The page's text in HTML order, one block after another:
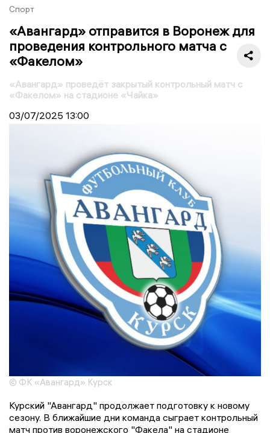
Спорт
«Авангард» отправится в Воронеж для
проведения контрольного матча с
«Факелом»
«Авангард» проведёт закрытый контрольный матч с
«Факелом» на стадионе «Чайка»
03/07/2025 13:00
© ФК «Авангард» Курск
Курский "Авангард" продолжает подготовку к новому
сезону. В ближайшие дни команда сыграет контрольный
матч против воронежского "Факела" на стадионе